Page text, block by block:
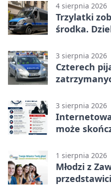
4 sierpnia 2026
Trzylatki
środka.
3 sierpnia 2026
Czterech
3 sierpnia 2026
może
1 sierpnia 2026
Młodzi z